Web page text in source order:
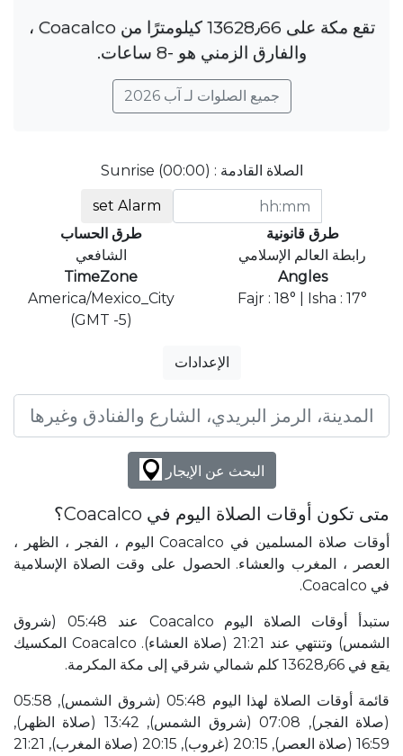
تقع مكة على 13628٫66 كيلومترًا من Coacalco ،
والفارق الزمني هو ؜-8 ساعات.
جميع الصلوات لـ آب 2026
الصلاة القادمة : Sunrise (00:00)
set Alarm
طرق قانونية
رابطة العالم الإسلامي
طرق الحساب
الشافعي
Angles
Fajr : 18° | Isha : 17°
TimeZone
America/Mexico_City
(GMT -5)
الإعدادات
البحث عن الإيجار
متى تكون أوقات الصلاة اليوم في Coacalco؟
أوقات صلاة المسلمين في Coacalco اليوم ، الفجر ، الظهر ،
العصر ، المغرب والعشاء. الحصول على وقت الصلاة الإسلامية
في Coacalco.
ستبدأ أوقات الصلاة اليوم Coacalco عند 05:48 (شروق
الشمس) وتنتهي عند 21:21 (صلاة العشاء). Coacalco المكسيك
يقع في 13628٫66 كلم شمالي شرقي إلى مكة المكرمة.
قائمة أوقات الصلاة لهذا اليوم 05:48 (شروق الشمس), 05:58
(صلاة الفجر), 07:08 (شروق الشمس), 13:42 (صلاة الظهر),
16:59 (صلاة العصر), 20:15 (غروب), 20:15 (صلاة المغرب), 21:21